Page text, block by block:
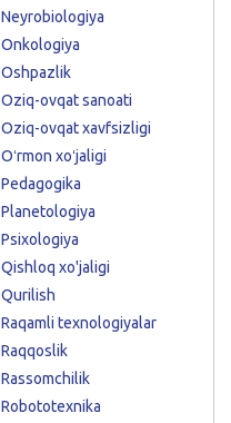
Neyrobiologiya
Onkologiya
Oshpazlik
Oziq-ovqat sanoati
Oziq-ovqat xavfsizligi
Oʻrmon xoʻjaligi
Pedagogika
Planetologiya
Psixologiya
Qishloq xo'jaligi
Qurilish
Raqamli texnologiyalar
Raqqoslik
Rassomchilik
Robototexnika